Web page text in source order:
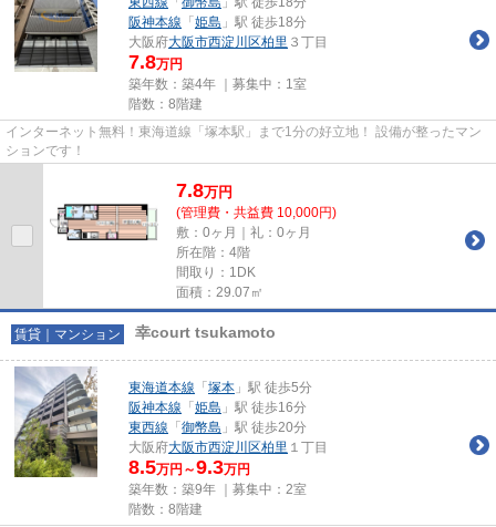
阪神本線 「 姫島 」駅 徒歩18分
大阪府大阪市西淀川区柏里 ３丁目
7.8万円
築年数：築4年 ｜募集中： 1室
階数：8階建
インターネット無料！東海道線「塚本駅」まで1分の好立地！ 設備が整ったマン
ションです！
7.8万円
(管理費・共益費 10,000円)
敷：0ヶ月｜礼：0ヶ月
所在階：4階
間取り：1DK
面積：29.07㎡
賃貸｜マンション 幸court tsukamoto
東海道本線 「 塚本 」駅 徒歩5分
阪神本線 「 姫島 」駅 徒歩16分
東西線 「 御幣島 」駅 徒歩20分
大阪府大阪市西淀川区柏里 １丁目
8.5万円～9.3万円
築年数：築9年 ｜募集中： 2室
階数：8階建